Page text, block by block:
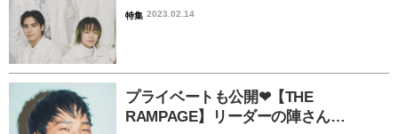
特集 2023.02.14
プライベートも公開❤︎【THE
RAMPAGE】リーダーの陣さん…